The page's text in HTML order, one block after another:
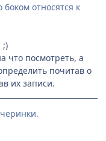
относятся к
;)
что посмотреть, а
почитав о
их записи.